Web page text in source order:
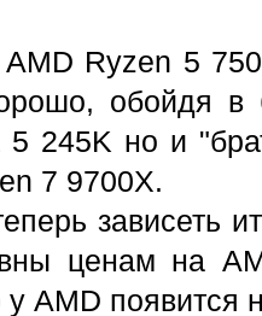
Ryzen 5
обойдя в
5 245K но и
7 9700X.
зависеть
ценам на
у AMD появится